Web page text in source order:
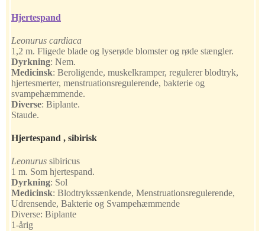
Hjertespand
Leonurus cardiaca
1,2 m. Fligede blade og lyserøde blomster og røde stængler.
Dyrkning: Nem.
Medicinsk: Beroligende, muskelkramper, regulerer blodtryk,
hjertesmerter, menstruationsregulerende, bakterie og
svampehæmmende.
Diverse: Biplante.
Staude.
Hjertespand , sibirisk
Leonurus sibiricus
1 m. Som hjertespand.
Dyrkning: Sol
Medicinsk: Blodtrykssænkende, Menstruationsregulerende,
Udrensende, Bakterie og Svampehæmmende
Diverse: Biplante
1-årig